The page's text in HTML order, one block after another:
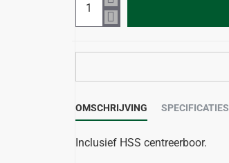
OMSCHRIJVING SPECIFICATIES
Inclusief HSS centreerboor.